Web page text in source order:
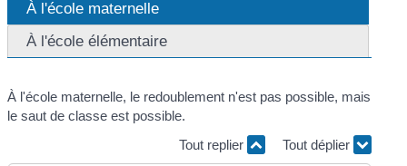
À l'école maternelle
À l'école élémentaire
À l'école maternelle, le redoublement n'est pas possible, mais
le saut de classe est possible.
Tout replier
Tout déplier